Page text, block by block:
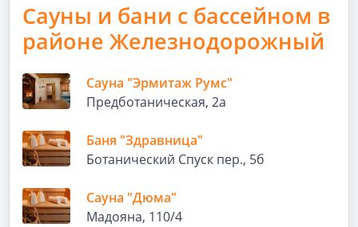
Сауны и бани с бассейном в
районе Железнодорожный
Сауна "Эрмитаж Румс"
Предботаническая, 2а
Баня "Здравница"
Ботанический Спуск пер., 5б
Сауна "Дюма"
Мадояна, 110/4